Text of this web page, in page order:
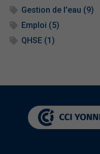
Gestion de l'eau (9)
Emploi (5)
QHSE (1)